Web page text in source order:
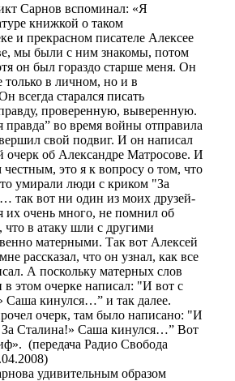
Сарнов вспоминал: «Я
книжкой о таком
и прекрасном писателе Алексее
мы были с ним знакомы, потом
он был гораздо старше меня. Он
в личном, но и в
всегда старался писать
проверенную, выверенную.
во время войны отправила
свой подвиг. И он написал
очерк об Александре Матросове. И
честным, это я к вопросу о том, что
умирали люди с криком "За
так вот ни один из моих друзей-
их очень много, не помнил об
в атаку шли с другими
матерными. Так вот Алексей
рассказал, что он узнал, как все
А поскольку матерных слов
в этом очерке написал: "И вот с
кинулся…” и так далее.
очерк, там было написано: "И
Сталина!» Саша кинулся…” Вот
(передача Радио Свобода
удивительным образом